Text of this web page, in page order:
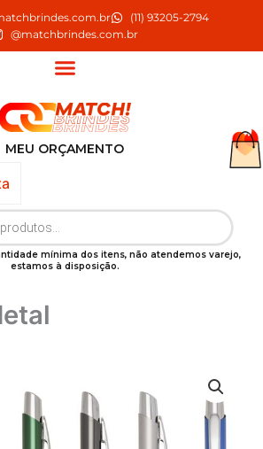
(11) 93205-2794
@matchbrindes.com.br
MEU ORÇAMENTO
mínima dos itens, não atendemos varejo,
estamos à disposição.